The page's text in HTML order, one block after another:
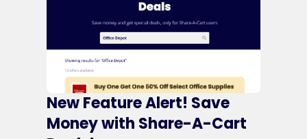
New Feature Alert! Save
Money with Share-A-Cart